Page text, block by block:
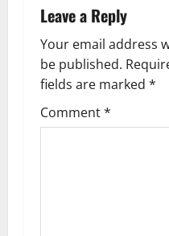
a
t
i
o
Leave a Reply
Your email address
be published.
fields are marked *
Comment*